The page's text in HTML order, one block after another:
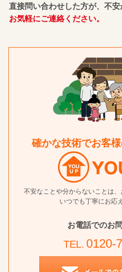
直接問い合わせした方が、不
お気軽にご連絡ください。
確かな技術でお客
不安なことや分からないことは、
いつでも丁寧にお応
お電話でのお
TEL. 0120-